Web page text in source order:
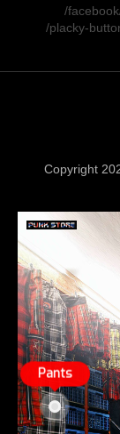
/
/placky-
Copyright